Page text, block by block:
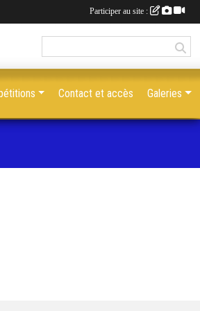
Contact et accès Galeries
Participer au site :